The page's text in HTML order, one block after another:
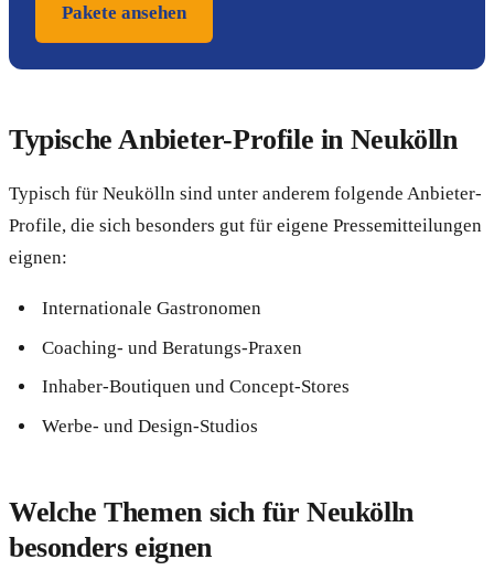
Pakete ansehen
Typische Anbieter-Profile in Neukölln
Typisch für Neukölln sind unter anderem folgende Anbieter-
Profile, die sich besonders gut für eigene Pressemitteilungen
eignen:
Internationale Gastronomen
Coaching- und Beratungs-Praxen
Inhaber-Boutiquen und Concept-Stores
Werbe- und Design-Studios
Welche Themen sich für Neukölln
besonders eignen